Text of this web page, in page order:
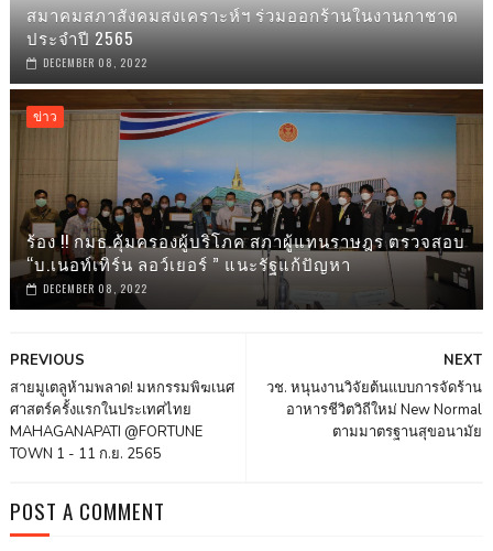
สมาคมสภาสังคมสงเคราะห์ฯ ร่วมออกร้านในงานกาชาด
ประจำปี 2565
DECEMBER 08, 2022
ข่าว
ร้อง !! กมธ.คุ้มครองผู้บริโภค สภาผู้แทนราษฎร ตรวจสอบ
“บ.เนอท์เทิร์น ลอว์เยอร์ ” แนะรัฐแก้ปัญหา
DECEMBER 08, 2022
NEXT
วช. หนุนงานวิจัยต้นแบบการจัดร้าน
อาหารชีวิตวิถีใหม่ New Normal
ตามมาตรฐานสุขอนามัย
PREVIOUS
สายมูเตลูห้ามพลาด! มหกรรมพิฆเนศ
ศาสตร์ครั้งแรกในประเทศไทย
MAHAGANAPATI @FORTUNE
TOWN 1 - 11 ก.ย. 2565
POST A COMMENT